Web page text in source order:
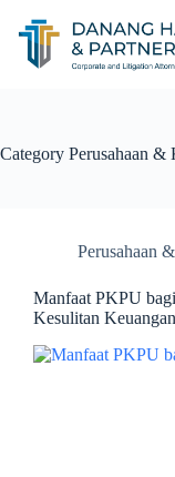
Category Perusahaan &
Perusahaan
Manfaat PKPU
Kesulitan Keuangan